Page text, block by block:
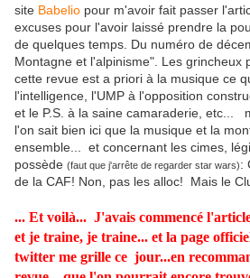
site Babelio pour m'avoir fait passer
excuses pour l'avoir laissé prendre la
de quelques temps. Du numéro de
Montagne et l'alpinisme". Les grincheux
cette revue est a priori à la musique ce
l'intelligence, l'UMP à l'opposition
et le P.S. à la saine camaraderie, etc...
l'on sait bien ici que la musique et la
ensemble... et concernant les cimes,
possède (faut que j'arrête de regarder star wars):
de la CAF! Non, pas les alloc! Mais le
... Et voilà... J'avais commencé
et je traine, je traine... et la page
twitter me grille ce jour...en